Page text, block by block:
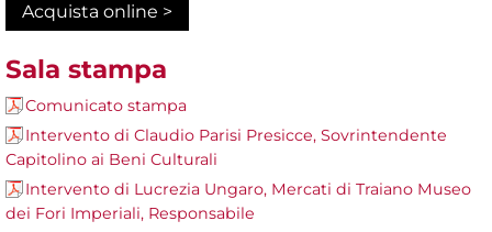
Acquista online >
Sala stampa
Comunicato stampa
Intervento di Claudio Parisi Presicce, Sovrintendente
Capitolino ai Beni Culturali
Intervento di Lucrezia Ungaro, Mercati di Traiano Museo
dei Fori Imperiali, Responsabile